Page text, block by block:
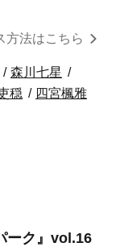
方法はこちら
森川七星
穏 四宮楓雅
ーク』vol.16